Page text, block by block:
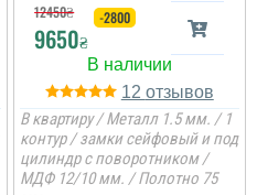
12450₴
9650₴
-2800
12
В квартиру / Металл 1.5 мм. / 1
контур / замки сейфовый и под
цилиндр с поворотником /
МДФ 12/10 мм. / Полотно 75